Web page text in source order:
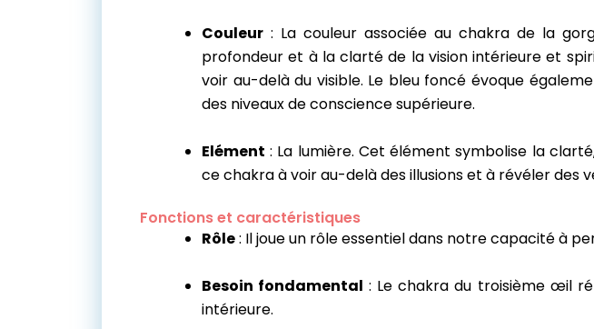
Couleur : La couleur associée au chakra de la
profondeur et à la clarté de la vision intérieure et
voir au-delà du visible. Le bleu foncé évoque
des niveaux de conscience supérieure.
Elément : La lumière. Cet élément symbolise la
ce chakra à voir au-delà des illusions et à révéler des
Fonctions et caractéristiques
Rôle: Il joue un rôle essentiel dans notre capacité à
Besoin fondamental : Le chakra du troisième œil
intérieure.